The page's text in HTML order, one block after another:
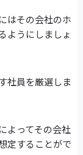
はその会社のホ
ようにしましょ
社員を厳選しま
よってその会社
定することがで